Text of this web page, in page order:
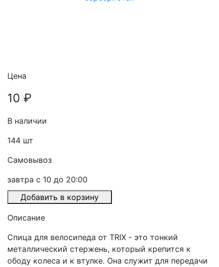
Цена
10 ₽
В наличии
144 шт
Самовывоз
завтра с 10 до 20:00
Добавить в корзину
Описание
Спица для велосипеда от TRIX - это тонкий
металлический стержень, который крепится к
ободу колеса и к втулке. Она служит для передачи